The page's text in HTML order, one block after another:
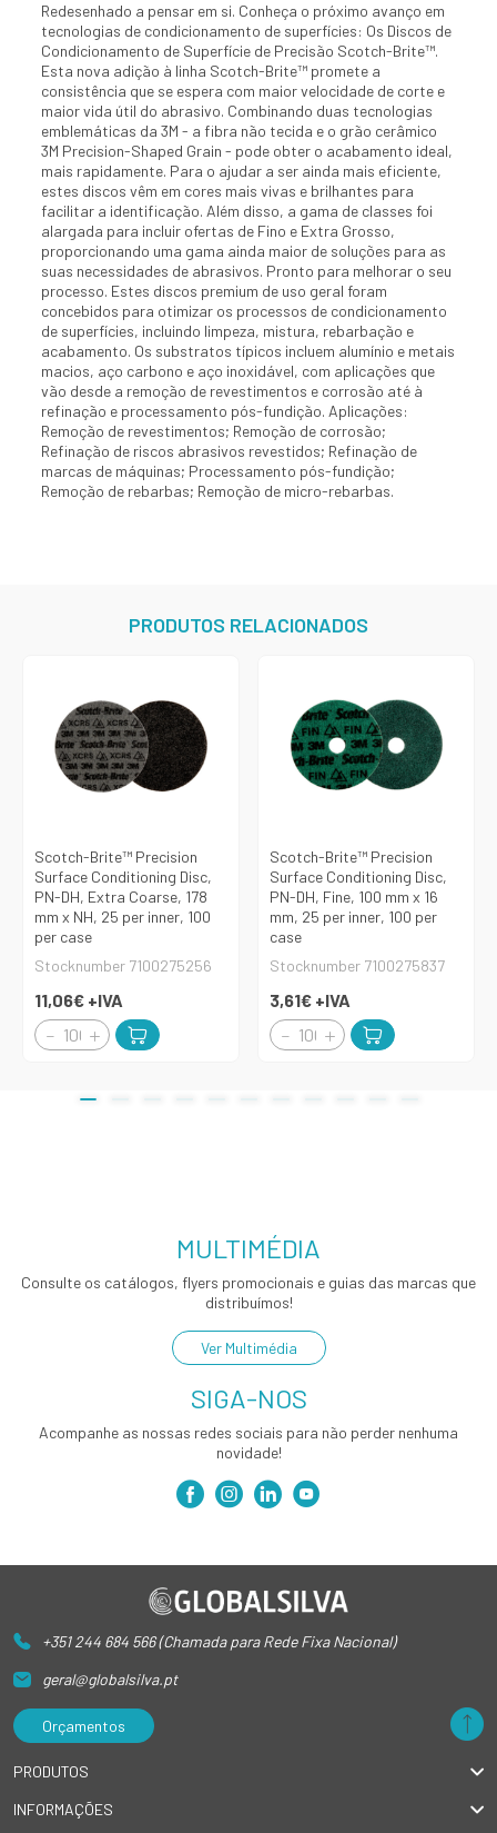
Redesenhado a pensar em si. Conheça o próximo avanço em
tecnologias de condicionamento de superfícies: Os Discos de
Condicionamento de Superfície de Precisão Scotch-Brite™.
Esta nova adição à linha Scotch-Brite™ promete a
consistência que se espera com maior velocidade de corte e
maior vida útil do abrasivo. Combinando duas tecnologias
emblemáticas da 3M - a fibra não tecida e o grão cerâmico
3M Precision-Shaped Grain - pode obter o acabamento ideal,
mais rapidamente. Para o ajudar a ser ainda mais eficiente,
estes discos vêm em cores mais vivas e brilhantes para
facilitar a identificação. Além disso, a gama de classes foi
alargada para incluir ofertas de Fino e Extra Grosso,
proporcionando uma gama ainda maior de soluções para as
suas necessidades de abrasivos. Pronto para melhorar o seu
processo. Estes discos premium de uso geral foram
concebidos para otimizar os processos de condicionamento
de superfícies, incluindo limpeza, mistura, rebarbação e
acabamento. Os substratos típicos incluem alumínio e metais
macios, aço carbono e aço inoxidável, com aplicações que
vão desde a remoção de revestimentos e corrosão até à
refinação e processamento pós-fundição. Aplicações:
Remoção de revestimentos; Remoção de corrosão;
Refinação de riscos abrasivos revestidos; Refinação de
marcas de máquinas; Processamento pós-fundição;
Remoção de rebarbas; Remoção de micro-rebarbas.
PRODUTOS RELACIONADOS
Scotch-Brite™ Precision
Surface Conditioning Disc,
PN-DH, Extra Coarse, 178
mm x NH, 25 per inner, 100
per case
Stocknumber 7100275256
11,06€ +IVA
Scotch-Brite™ Precision
Surface Conditioning Disc,
PN-DH, Fine, 100 mm x 16
mm, 25 per inner, 100 per
case
Stocknumber 7100275837
3,61€ +IVA
MULTIMÉDIA
Consulte os catálogos, flyers promocionais e guias das marcas que
distribuímos!
Ver Multimédia
SIGA-NOS
Acompanhe as nossas redes sociais para não perder nenhuma
novidade!
+351 244 684 566 (Chamada para Rede Fixa Nacional)
geral@globalsilva.pt
Orçamentos
PRODUTOS
INFORMAÇÕES